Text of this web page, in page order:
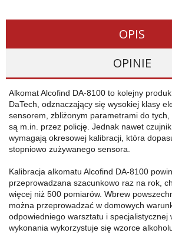
OPIS
OPINIE
Alkomat Alcofind DA-8100 to kolejny
DaTech, odznaczający się wysokiej klasy
sensorem, zbliżonym parametrami do
są m.in. przez policję. Jednak nawet
wymagają okresowej kalibracji, która
stopniowo zużywanego sensora.
Kalibracja alkomatu Alcofind DA-8100
przeprowadzana szacunkowo raz na rok,
więcej niż 500 pomiarów. Wbrew
można przeprowadzać w domowych
odpowiedniego warsztatu i specjalistycznej
wykonania wykorzystuje się wzorce